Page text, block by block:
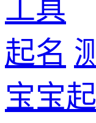
工具
起名
宝宝